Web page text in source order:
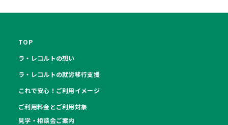
TOP
ラ・レコルトの想い
ラ・レコルトの就労移行支援
これで安心！ご利用イメージ
ご利用料金とご利用対象
見学・相談会ご案内